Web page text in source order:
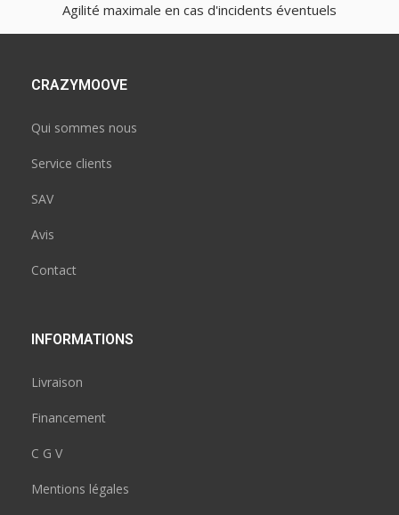
Agilité maximale en cas d'incidents éventuels
CRAZYMOOVE
Qui sommes nous
Service clients
SAV
Avis
Contact
INFORMATIONS
Livraison
Financement
C G V
Mentions légales